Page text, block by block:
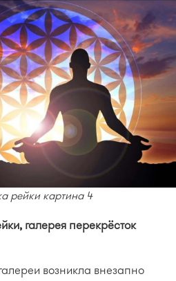
рейки картина 4
галерея перекрёсток
возникла внезапно